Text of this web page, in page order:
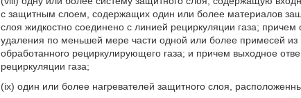
с защитным слоем, содержащих один или более материалов
слоя жидкостно соединено с линией рециркуляции газа;
удаления по меньшей мере части одной или более примесей из
обработанного рециркулирующего газа; и причем выходное
рециркуляции газа;
(ix) один или более нагревателей защитного слоя,